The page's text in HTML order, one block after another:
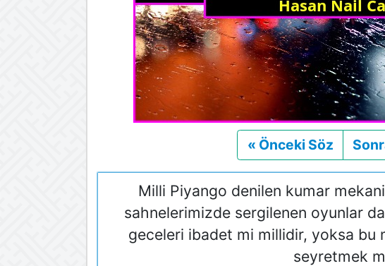
« Önceki Söz Önceki
Milli Piyango denilen kumar
sahnelerimizde sergilenen oyunlar
geceleri ibadet mi millidir, yoksa bu
seyretmek